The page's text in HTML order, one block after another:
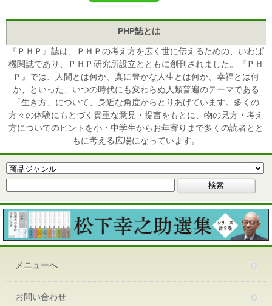
PHP誌とは
『ＰＨＰ』誌は、ＰＨＰの考え方を広く世に伝えるための、いわば
機関誌であり、ＰＨＰ研究所設立とともに創刊されました。『ＰＨ
Ｐ』では、人間とは何か、真に豊かな人生とは何か、幸福とは何
か、といった、いつの時代にも変わらぬ人類普遍のテーマである
「生き方」について、身近な角度からとりあげています。多くの
方々の体験にもとづく貴重な意見・提言をもとに、物の見方・考え
方についてのヒントを小・中学生からお年寄りまで多くの読者とと
もに考える広場になっています。
メニューへ
お問い合わせ